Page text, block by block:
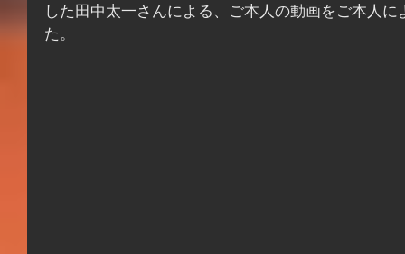
した田中太一さんによる、ご本人の動画をご本人
た。